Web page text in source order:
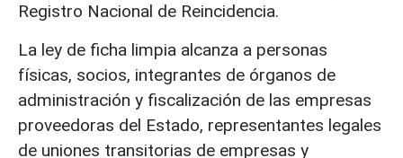
Registro Nacional de Reincidencia.
La ley de ficha limpia alcanza a personas
físicas, socios, integrantes de órganos de
administración y fiscalización de las empresas
proveedoras del Estado, representantes legales
de uniones transitorias de empresas y